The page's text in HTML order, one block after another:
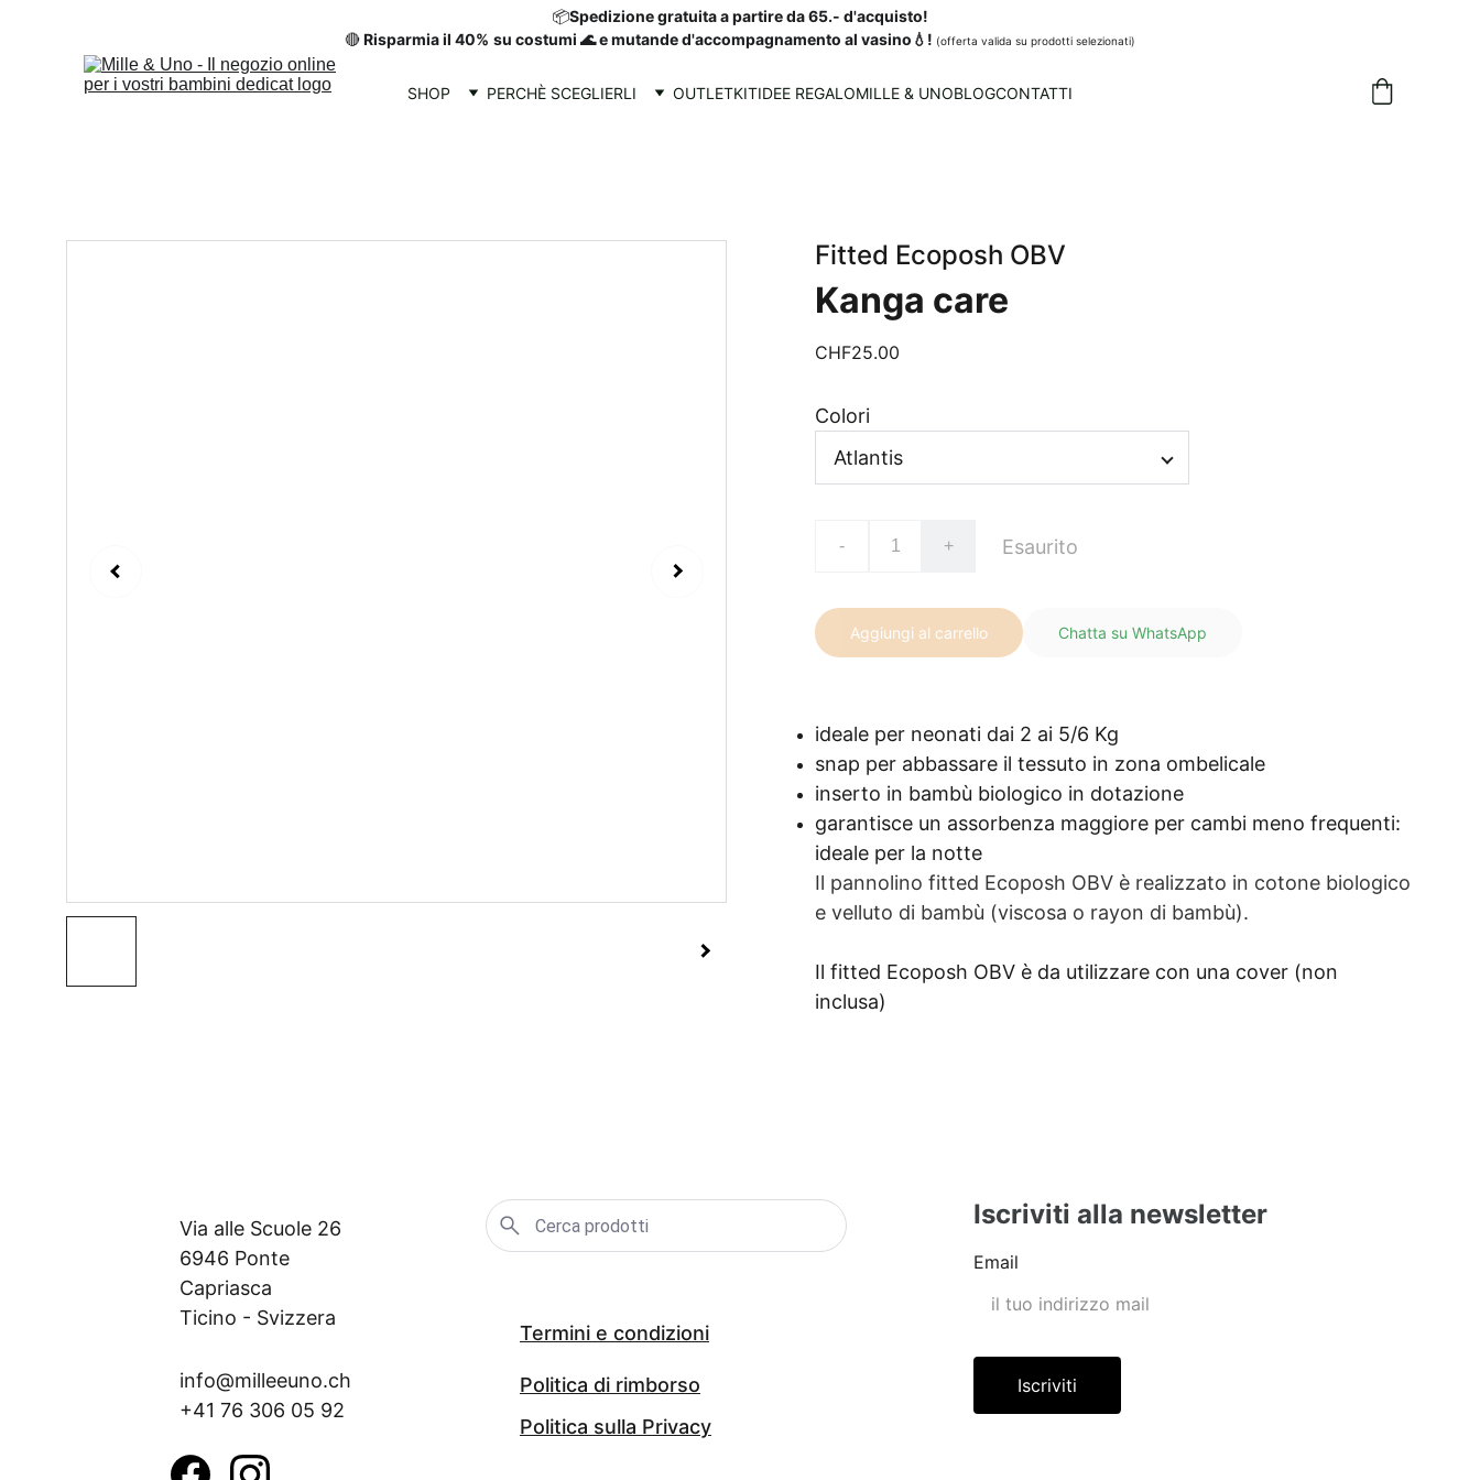
📦Spedizione gratuita a partire da 65.- d'acquisto!
🔴 Risparmia il 40% su costumi 🌊 e mutande d'accompagnamento al vasino💧! (offerta valida su prodotti selezionati)
SHOP PERCHÈ SCEGLIERLI OUTLETKITIDEE REGALOMILLE & UNOBLOGCONTATTI
Fitted Ecoposh OBV
Kanga care
CHF25.00
Colori
- + Esaurito
Aggiungi al carrello Chatta su WhatsApp
ideale per neonati dai 2 ai 5/6 Kg
snap per abbassare il tessuto in zona ombelicale
inserto in bambù biologico in dotazione
garantisce un assorbenza maggiore per cambi meno frequenti:
ideale per la notte
Il pannolino fitted Ecoposh OBV è realizzato in cotone biologico
e velluto di bambù (viscosa o rayon di bambù).
Il fitted Ecoposh OBV è da utilizzare con una cover (non
inclusa)
Iscriviti alla newsletter
Email
Iscriviti
info@milleeuno.ch
+41 76 306 05 92
Via alle Scuole 26
6946 Ponte
Capriasca
Ticino - Svizzera
Termini e condizioni
Politica di rimborso
Politica sulla Privacy